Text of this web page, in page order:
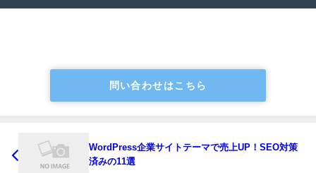
問い合わせはこちら
WordPress企業サイトテーマで売上UP！SEO対策
済みの11選